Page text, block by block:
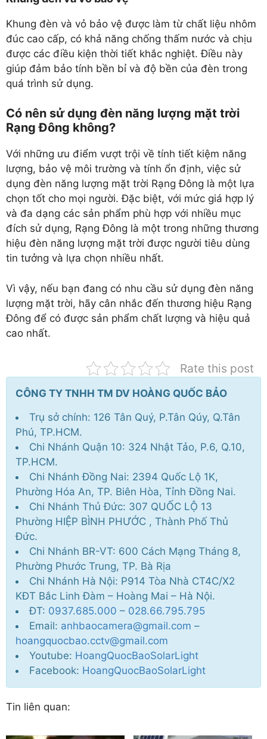
Khung đèn và vỏ bảo vệ được làm từ chất liệu nhôm
đúc cao cấp, có khả năng chống thấm nước và chịu
được các điều kiện thời tiết khắc nghiệt. Điều này
giúp đảm bảo tính bền bỉ và độ bền của đèn trong
quá trình sử dụng.
Có nên sử dụng đèn năng lượng mặt trời
Rạng Đông không?
Với những ưu điểm vượt trội về tính tiết kiệm năng
lượng, bảo vệ môi trường và tính ổn định, việc sử
dụng đèn năng lượng mặt trời Rạng Đông là một lựa
chọn tốt cho mọi người. Đặc biệt, với mức giá hợp lý
và đa dạng các sản phẩm phù hợp với nhiều mục
đích sử dụng, Rạng Đông là một trong những thương
hiệu đèn năng lượng mặt trời được người tiêu dùng
tin tưởng và lựa chọn nhiều nhất.
Vì vậy, nếu bạn đang có nhu cầu sử dụng đèn năng
lượng mặt trời, hãy cân nhắc đến thương hiệu Rạng
Đông để có được sản phẩm chất lượng và hiệu quả
cao nhất.
Rate this post
CÔNG TY TNHH TM DV HOÀNG QUỐC BẢO
Trụ sở chính: 126 Tân Quý, P.Tân Qúy, Q.Tân
Phú, TP.HCM.
Chi Nhánh Quận 10: 324 Nhật Tảo, P.6, Q.10,
TP.HCM.
Chi Nhánh Đồng Nai: 2394 Quốc Lộ 1K,
Phường Hóa An, TP. Biên Hòa, Tỉnh Đồng Nai.
Chi Nhánh Thủ Đức: 307 QUỐC LỘ 13
Phường HIỆP BÌNH PHƯỚC , Thành Phố Thủ
Đức.
Chi Nhánh BR-VT: 600 Cách Mạng Tháng 8,
Phường Phước Trung, TP. Bà Rịa
Chi Nhánh Hà Nội: P914 Tòa Nhà CT4C/X2
KĐT Bắc Linh Đàm – Hoàng Mai – Hà Nội.
ĐT: 0937.685.000 – 028.66.795.795
Email: anhbaocamera@gmail.com –
hoangquocbao.cctv@gmail.com
Youtube: HoangQuocBaoSolarLight
Facebook: HoangQuocBaoSolarLight
Tin liên quan: